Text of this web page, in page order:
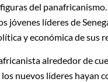
del
jóvenes líderes de
y económica de sus
alrededor de
nuevos lideres hayan